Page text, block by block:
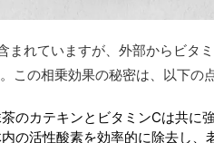
まれていますが、外部からビタ
この相乗効果の秘密は、以下の
茶のカテキンとビタミンCは共に
の活性酸素を効率的に除去し、